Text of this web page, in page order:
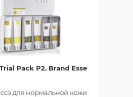
Pack P2. Brand Esse
для нормальной кожи